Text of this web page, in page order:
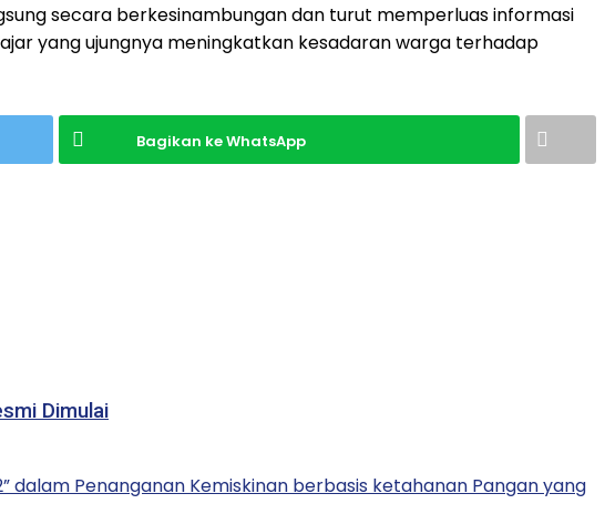
secara berkesinambungan dan turut memperluas informasi
yang ujungnya meningkatkan kesadaran warga terhadap
Bagikan ke WhatsApp
Dimulai